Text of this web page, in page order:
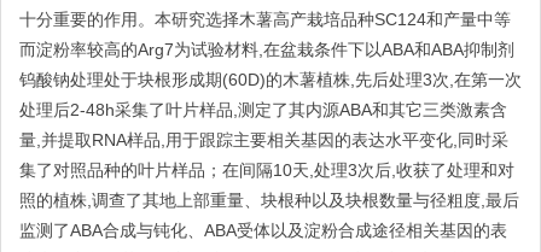
十分重要的作用。本研究选择木薯高产栽培品种SC124和产量中等
而淀粉率较高的Arg7为试验材料,在盆栽条件下以ABA和ABA抑制剂
钨酸钠处理处于块根形成期(60D)的木薯植株,先后处理3次,在第一次
处理后2-48h采集了叶片样品,测定了其内源ABA和其它三类激素含
量,并提取RNA样品,用于跟踪主要相关基因的表达水平变化,同时采
集了对照品种的叶片样品；在间隔10天,处理3次后,收获了处理和对
照的植株,调查了其地上部重量、块根种以及块根数量与径粗度,最后
监测了ABA合成与钝化、ABA受体以及淀粉合成途径相关基因的表